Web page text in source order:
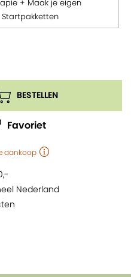
je wilt. Zodra je start
week toegang tot een
BESTELLEN
Favoriet
aankoop
Nederland